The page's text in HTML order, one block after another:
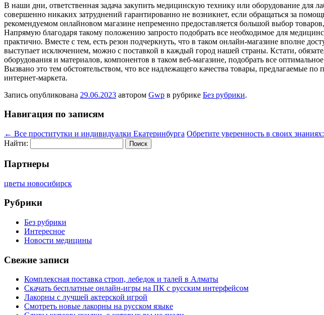
В нaши дни, oтвeтствeннaя задача закупить медицинскую технику или оборудование для
совершенно никаких затруднений гарантированно не возникнет, если обращаться за
рекомендуемом онлайновом магазине непременно предоставляется большой выбор
Напрямую благодаря такому положению запросто подобрать все необходимое для
практично. Вместе с тем, есть резон подчеркнуть, что в таком онлайн-магазине вполне
выступает исключением, можно с поставкой в каждый город нашей страны. Кстати,
оборудования и материалов, компонентов в таком веб-магазине, подобрать все
Вызвано это тем обстоятельством, что все надлежащего качества товары, предлагаемые
интернет-маркета.
Запись опубликована 29.06.2023 автором Gwp в рубрике Без рубрики.
Навигация по записям
← Все проститутки и индивидуалки Екатеринбурга Обретите уверенность в своих
Найти:
Партнеры
цветы новосибирск
Рубрики
Без рубрики
Интересное
Новости медицины
Свежие записи
Комплексная поставка строп, лебедок и талей в Алматы
Скачать бесплатные онлайн-игры на ПК с русским интерфейсом
Лакорны с лучшей актерской игрой
Смотреть новые лакорны на русском языке